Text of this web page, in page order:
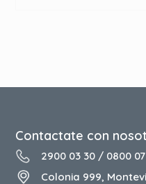
Contactate con
2900 03 30 / 0800
Colonia 999,